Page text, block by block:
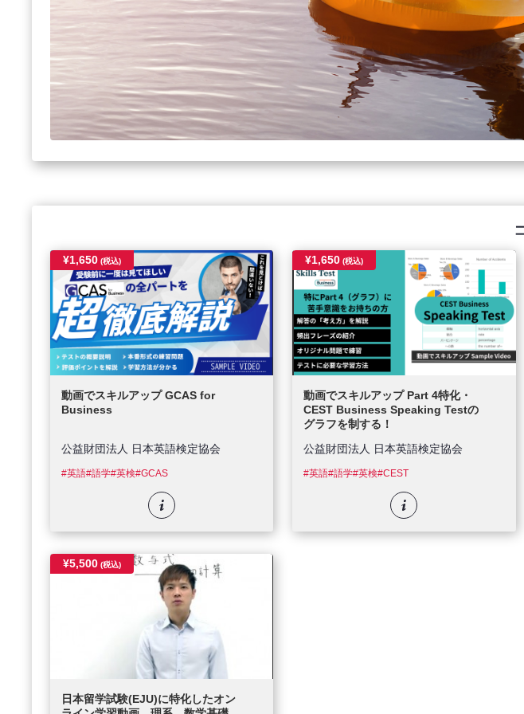
¥1,650(税込)
動画でスキルアップ GCAS for
Business
公益財団法人 日本英語検定協会
#英語#語学#英検#GCAS
¥1,650 (税込)
動画でスキルアップ Part 4特化・
CEST Business Speaking Testの
グラフを制する！
公益財団法人 日本英語検定協会
#英語#語学#英検#CEST
¥5,500(税込)
日本留学試験(EJU)に特化したオン